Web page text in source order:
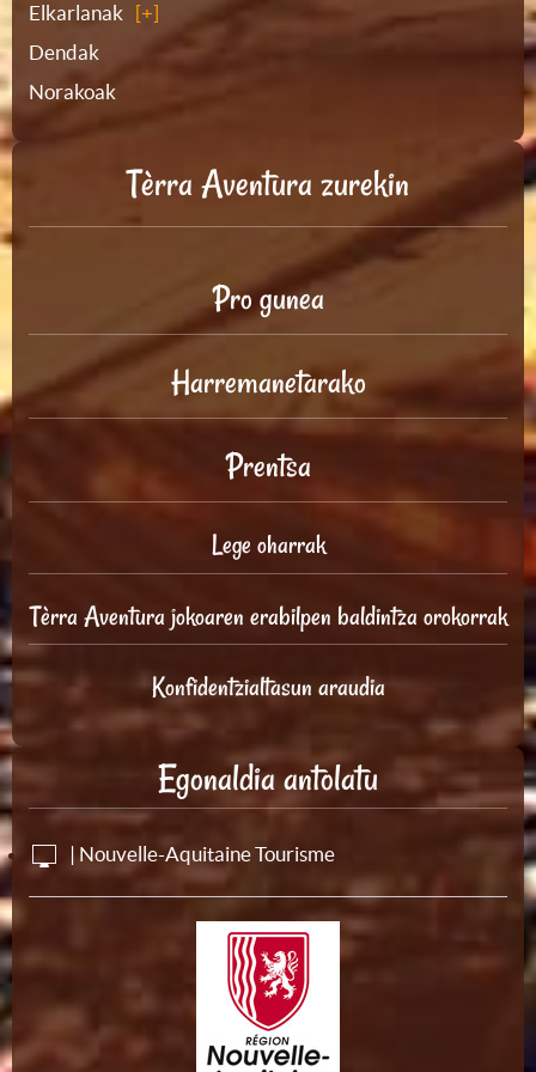
Elkarlanak
Dendak
Norakoak
Tèrra Aventura zurekin
Pro gunea
Harremanetarako
Prentsa
Lege oharrak
Tèrra Aventura jokoaren erabilpen baldintza orokorrak
Konfidentzialtasun araudia
Egonaldia antolatu
| Nouvelle-Aquitaine Tourisme